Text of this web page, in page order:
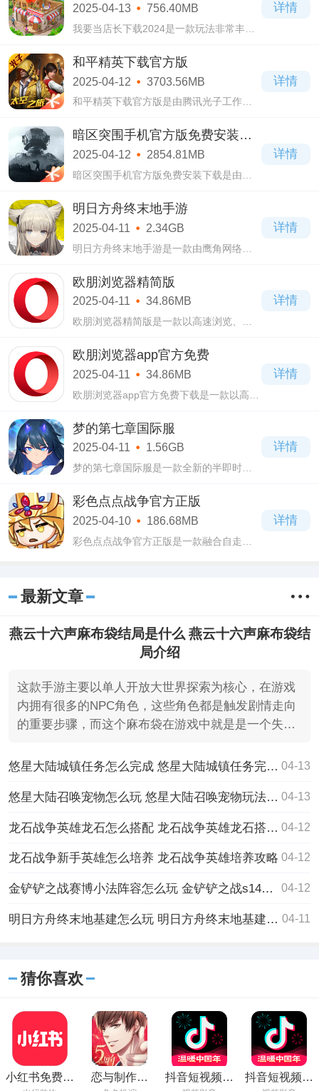
2025-04-13 756.40MB
我要当店长下载2024是一款玩法非常丰富
戏中玩家可以体验经营餐厅的乐趣，也可
以自由修改餐厅格局，打造不同风格的主
题餐厅!
详情
和平精英下载官方版
2025-04-12 3703.56MB
和平精英下载官方版是由腾讯光子工作室
下载官方版中拥有着诸多各式各样的操作
玩法，以及诸多模式地图，如沙漠、海
岛、雪地
详情
暗区突围手机官方版免费安装下
载
2025-04-12 2854.81MB
暗区突围手机官方版免费安装下载是由腾
游戏画面画质清晰，采用了3D效果的展现
方式。
详情
明日方舟终末地手游
2025-04-11 2.34GB
明日方舟终末地手游是一款由鹰角网络自
延续了前作明日方舟的一系列玩法元素，
在其背景上续写了全新的剧情故事。
详情
欧朋浏览器精简版
2025-04-11 34.86MB
欧朋浏览器精简版是一款以高速浏览、智
页浏览器，历经多次技术革新与市场拓
展，现已成为全球用户量超3.5亿的主流浏
览器之一
详情
欧朋浏览器app官方免费
2025-04-11 34.86MB
欧朋浏览器app官方免费下载是一款以高速
多平台浏览器软件，由全球知名浏览器品
牌Opera推出中文本地化版本。
详情
梦的第七章国际服
2025-04-11 1.56GB
梦的第七章国际服是一款全新的半即时回
打造了百余位个性鲜明的美少女角色，每
一个角色都有属于自己的强大技能以及自
己的属
详情
彩色点点战争官方正版
2025-04-10 186.68MB
彩色点点战争官方正版是一款融合自走
场。
详情
最新文章
燕云十六声麻布袋结局是什么 燕云十六声麻布袋结
局介绍
这款手游主要以单人开放大世界探索为核心，在游戏
内拥有很多的NPC角色，这些角色都是触发剧情走向
的重要步骤，而这个麻布袋在游戏中就是是一个失乡
悠星大陆城镇任务怎么完成 悠星大陆城镇任务完成攻略 04-13
悠星大陆召唤宠物怎么玩 悠星大陆召唤宠物玩法介绍 04-13
龙石战争英雄龙石怎么搭配 龙石战争英雄龙石搭配建议 04-12
龙石战争新手英雄怎么培养 龙石战争英雄培养攻略 04-12
金铲铲之战赛博小法阵容怎么玩 金铲铲之战s14赛博小法阵容攻略 04-12
明日方舟终末地基建怎么玩 明日方舟终末地基建玩法介绍 04-11
猜你喜欢
小红书免费下
恋与制作人
抖音短视频最
抖音短视频安